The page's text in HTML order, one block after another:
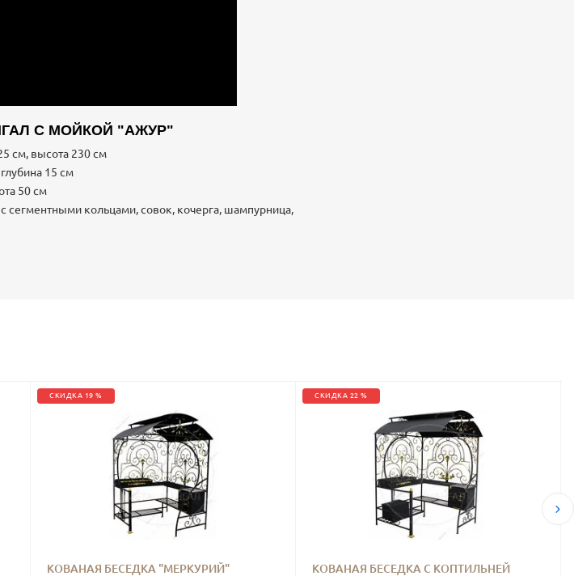
С МОЙКОЙ "АЖУР"
см, высота 230 см
15 см
50 см
сегментными кольцами, совок, кочерга, шампурница,
СКИДКА 19 %
КОВАНАЯ БЕСЕДКА "МЕРКУРИЙ"
СКИДКА 22 %
КОВАНАЯ БЕСЕДКА С КОПТИЛЬНЕЙ